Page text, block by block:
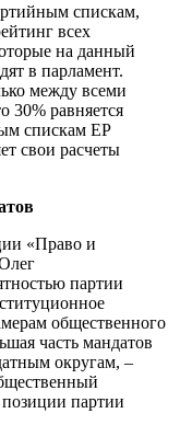
спискам,
всех
на данный
в парламент.
между всеми
30% равняется
спискам ЕР
свои расчеты
«Право и
партии
общественного
часть мандатов
округам, –
партии